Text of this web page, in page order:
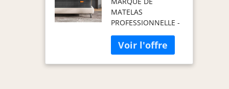
ressorts en
mousse à
mémoire de
forme en gel de
25,4 cm -
Hybride
respirant -
MATELAS
PROFESSIONNELLE -
de la série Twilight
la plus classique de
Sweetnight, ce